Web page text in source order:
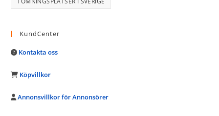
KundCenter
Kontakta oss
Köpvillkor
Annonsvillkor för Annonsörer